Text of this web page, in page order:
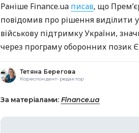
Раніше Finance.ua писав, що
повідомив про рішення виділити у
військову підтримку України,
через програму оборонних позик
Тетяна Берегова
Кореспондент-редактор
За матеріалами: Finance.ua